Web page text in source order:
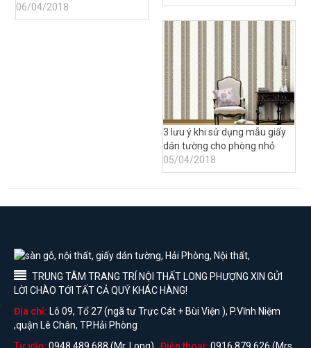
06/04/2018
3 lưu ý khi sử dụng mẫu giấy
dán tường cho phòng nhỏ
05/04/2018
TRUNG TÂM TRANG TRÍ NỘI THẤT LONG PHƯỢNG XIN GỬI
LỜI CHÀO TỚI TẤT CẢ QUÝ KHÁC HÀNG!
Địa chỉ: Lô 09, Tổ 27 (ngã tư Trực Cát + Bùi Viện ), P.Vĩnh Niệm
,quận Lê Chân, TP.Hải Phòng